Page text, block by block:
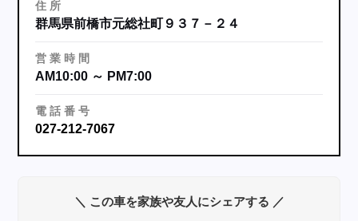
住 所
群馬県前橋市元総社町９３７－２４
営 業 時 間
AM10:00 ～ PM7:00
電 話 番 号
027-212-7067
＼ この車を家族や友人にシェアする ／